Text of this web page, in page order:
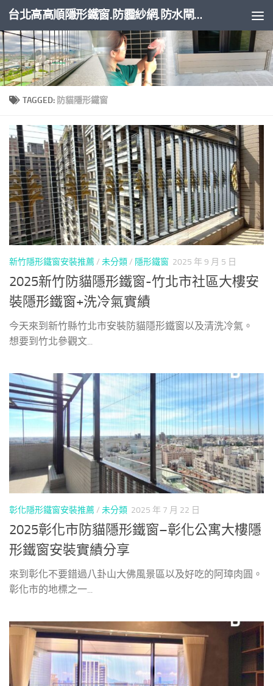
Skip to content 台北高高順隱形鐵窗.防霾紗網.防水閘門
TAGGED: 防貓隱形鐵窗
新竹隱形鐵窗安裝推薦/ 未分類/ 隱形鐵窗 2025 年 9 月 5 日
2025新竹防貓隱形鐵窗-竹北市社區大樓安
裝隱形鐵窗+洗冷氣實績
今天來到新竹縣竹北市安裝防貓隱形鐵窗以及清洗冷氣。
想要到竹北參觀文...
彰化隱形鐵窗安裝推薦/ 未分類 2025 年 7 月 22 日
2025彰化市防貓隱形鐵窗–彰化公寓大樓隱
形鐵窗安裝實績分享
來到彰化不要錯過八卦山大佛風景區以及好吃的阿璋肉圓。
彰化市的地標之一...